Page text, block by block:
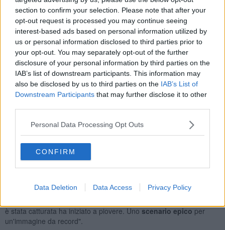
section to confirm your selection. Please note that after your
opt-out request is processed you may continue seeing
interest-based ads based on personal information utilized by
us or personal information disclosed to third parties prior to
your opt-out. You may separately opt-out of the further
disclosure of your personal information by third parties on the
IAB’s list of downstream participants. This information may
also be disclosed by us to third parties on the IAB’s List of
Downstream Participants that may further disclose it to other
Personal Data Processing Opt Outs
CONFIRM
Data Deletion Data Access Privacy Policy
cielo più buio d'Italia, quello di Manciano in provincia di Grosseto.
A dar conto della fotografia a una manciata di ore dalla prima
passeggiata spaziale 'privata' è l'astrofisicoGianluca Masiin una
nota sul sito del Virtual Telescope Project. Quando la sua immagine
è stata catturata, la navicella si trovava a circa 1.100 chilometri di
distanza dal punto di osservazionee a 200 chilometri circa dalla
superficie terrestre.
L'occhio esperto di Masi, responsabile scientifico del Virtual
Telescope Project, individua nella zona più scura sul lato destro
dell'immagine alcune chiome di alberi.
"Catturare la navicella spaziale è stato un
scrive Masi nel resoconto di quella che sa d'impresa - perché si
(<6 gradi) sopra l'orizzonte nord-orientale, sotto un cielo nuvoloso
è stata catturata ha iniziato a piovere. Unoscenario epicoper
un'immagine da record".